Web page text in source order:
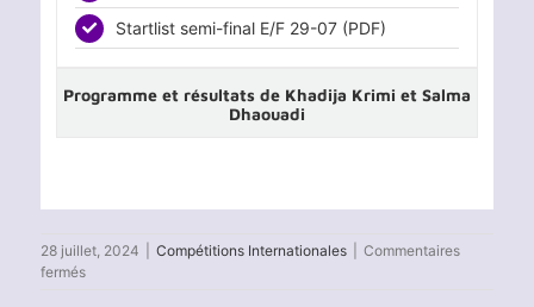
Startlist semi-final E/F 29-07 (PDF)
Programme et résultats de Khadija Krimi et Salma
Dhaouadi
28 juillet, 2024 Compétitions Internationales
Commentaires
ferméssur